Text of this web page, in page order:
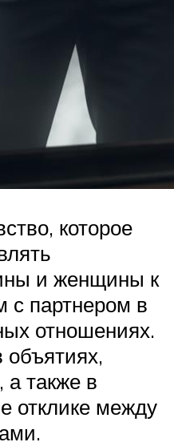
которое
и женщины к
с партнером в
отношениях.
объятиях,
а также в
отклике между